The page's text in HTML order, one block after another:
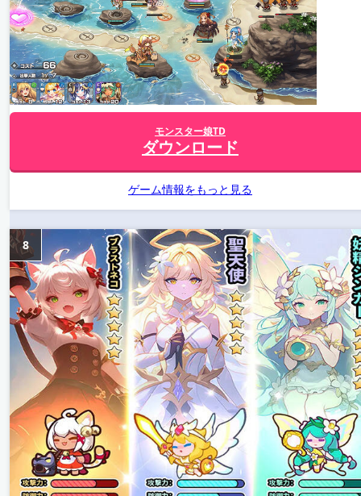
モンスター娘TD
ダウンロード
ゲーム情報をもっと見る
8